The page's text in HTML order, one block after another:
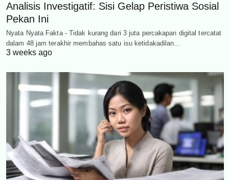
Analisis Investigatif: Sisi Gelap Peristiwa Sosial
Pekan Ini
Nyata Nyata Fakta - Tidak kurang dari 3 juta percakapan digital tercatat
dalam 48 jam terakhir membahas satu isu ketidakadilan…
3 weeks ago